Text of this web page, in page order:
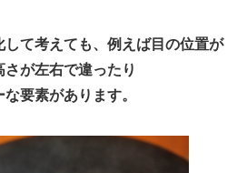
して考えても、例えば目の位置が
が左右で違ったり
要素があります。